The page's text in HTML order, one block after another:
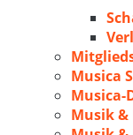
Musica
Musica-
Musik